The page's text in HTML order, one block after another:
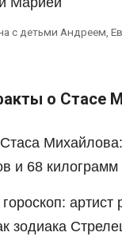
с детьми Андреем,
о Стасе
и 68 килограмм
артист
зодиака